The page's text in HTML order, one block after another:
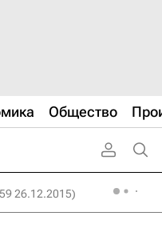
Общество
26.12.2015)